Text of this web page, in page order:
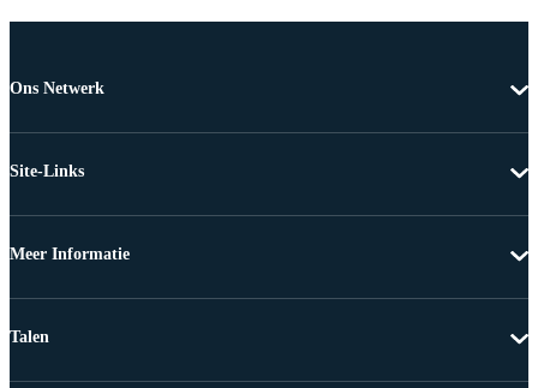
Ons Netwerk
Site-Links
Meer Informatie
Talen